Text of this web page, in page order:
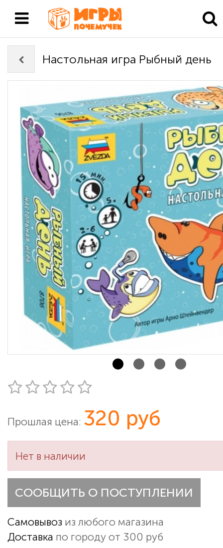
Настольная игра Рыбный день
Прошлая цена: 320 руб
Нет в наличии
СООБЩИТЬ О ПОСТУПЛЕНИИ
Самовывоз из любого магазина
Доставка по городу от 300 руб